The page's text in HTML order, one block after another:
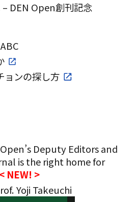
DEN Open創刊記念
ョンの探し方
Deputy Editors and
is the right home for
< NEW! >
Yoji Takeuchi